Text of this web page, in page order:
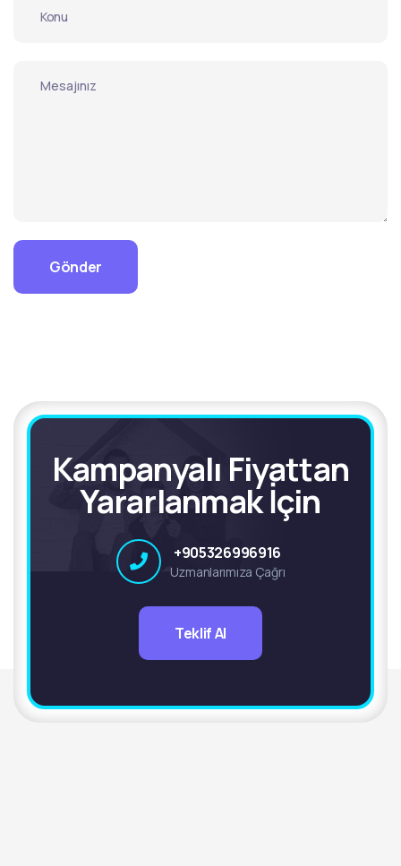
Gönder
Kampanyalı Fiyattan
Yararlanmak İçin
+905326996916
Uzmanlarımıza Çağrı
Teklif Al